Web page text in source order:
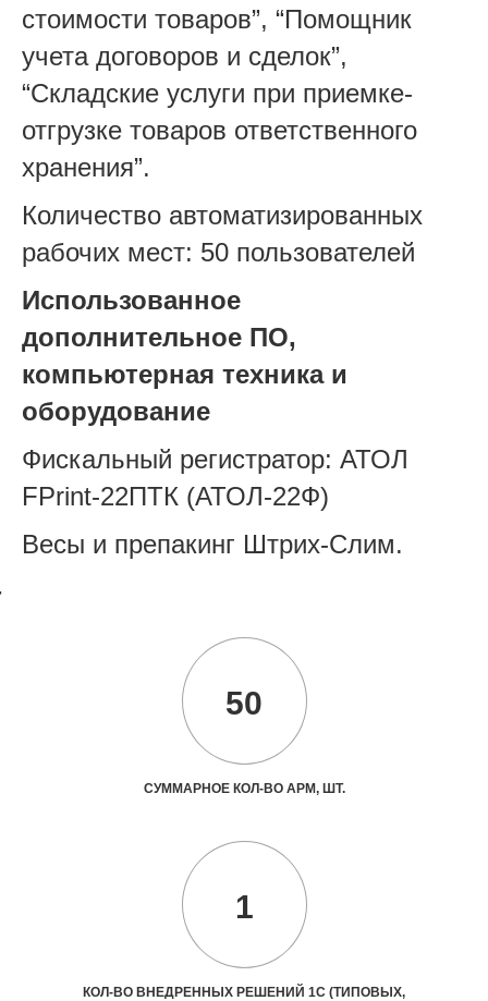
стоимости товаров”, “Помощник
учета договоров и сделок”,
“Складские услуги при приемке-
отгрузке товаров ответственного
хранения”.
Количество автоматизированных
рабочих мест: 50 пользователей
Использованное
дополнительное ПО,
компьютерная техника и
оборудование
Фискальный регистратор: АТОЛ
FPrint-22ПТК (АТОЛ-22Ф)
Весы и препакинг Штрих-Слим.
50
СУММАРНОЕ КОЛ-ВО АРМ, ШТ.
1
КОЛ-ВО ВНЕДРЕННЫХ РЕШЕНИЙ 1С (ТИПОВЫХ,